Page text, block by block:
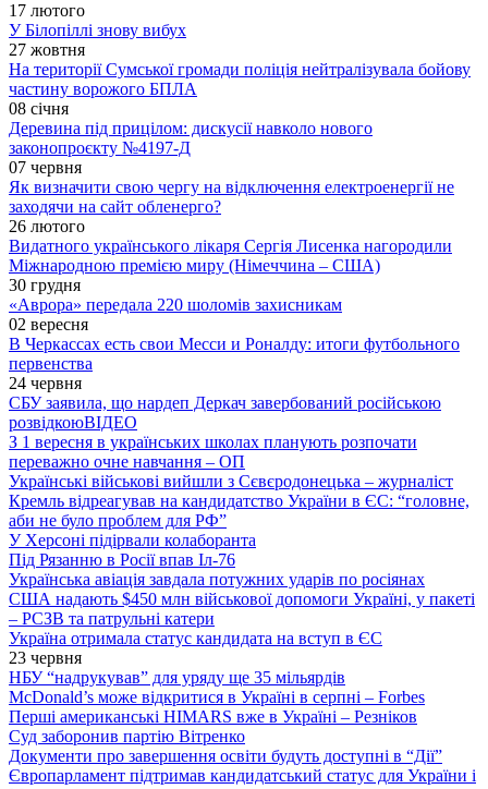
17 лютого
У Білопіллі знову вибух
27 жовтня
На території Сумської громади поліція нейтралізувала бойову
частину ворожого БПЛА
08 січня
Деревина під прицілом: дискусії навколо нового
законопроєкту №4197-Д
07 червня
Як визначити свою чергу на відключення електроенергії не
заходячи на сайт обленерго?
26 лютого
Видатного українського лікаря Сергія Лисенка нагородили
Міжнародною премією миру (Німеччина – США)
30 грудня
«Аврора» передала 220 шоломів захисникам
02 вересня
В Черкассах есть свои Месси и Роналду: итоги футбольного
первенства
24 червня
СБУ заявила, що нардеп Деркач завербований російською
розвідкоюВІДЕО
З 1 вересня в українських школах планують розпочати
переважно очне навчання – ОП
Українські військові вийшли з Сєвєродонецька – журналіст
Кремль відреагував на кандидатство України в ЄС: “головне,
аби не було проблем для РФ”
У Херсоні підірвали колаборанта
Під Рязанню в Росії впав Іл-76
Українська авіація завдала потужних ударів по росіянах
США надають $450 млн військової допомоги Україні, у пакеті
– РСЗВ та патрульні катери
Україна отримала статус кандидата на вступ в ЄС
23 червня
НБУ “надрукував” для уряду ще 35 мільярдів
McDonald’s може відкритися в Україні в серпні – Forbes
Перші американські HIMARS вже в Україні – Резніков
Суд заборонив партію Вітренко
Документи про завершення освіти будуть доступні в “Дії”
Європарламент підтримав кандидатський статус для України і